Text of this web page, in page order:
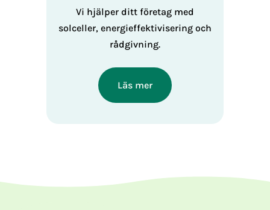
Vi hjälper ditt företag med
solceller, energieffektivisering och
rådgivning.
Läs mer